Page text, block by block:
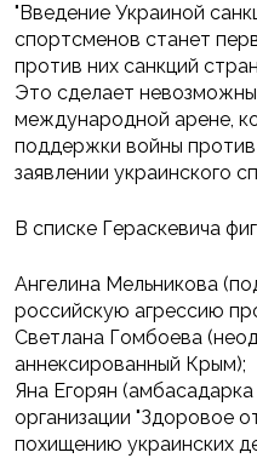
"Введение Украиной
спортсменов станет
против них санкций
Это сделает
международной арене,
поддержки войны
заявлении украинского
В списке Гераскевича
Ангелина Мельникова
российскую агрессию
Светлана Гомбоева
аннексированный Крым);
Яна Егорян
организации "Здоровое
похищению украинских